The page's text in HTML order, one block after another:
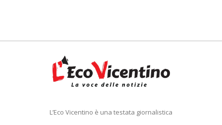
L’Eco Vicentino è una testata giornalistica